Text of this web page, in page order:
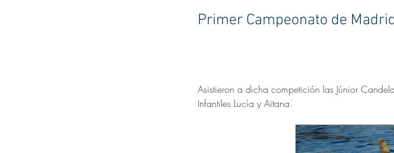
Primer Campeonato de
Asistieron a dicha competición las Júnior
Infantiles Lucía y Aitana.